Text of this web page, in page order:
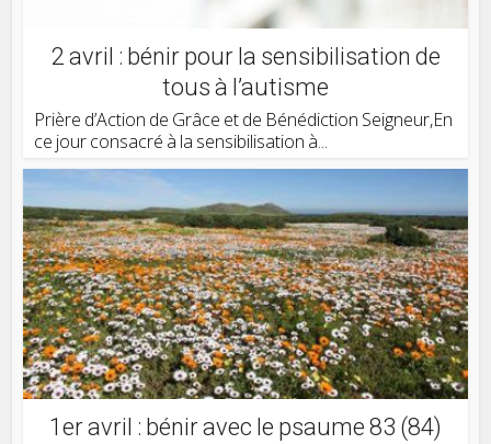
2 avril : bénir pour la sensibilisation de
tous à l’autisme
Prière d’Action de Grâce et de Bénédiction Seigneur,En
ce jour consacré à la sensibilisation à...
1er avril : bénir avec le psaume 83 (84)